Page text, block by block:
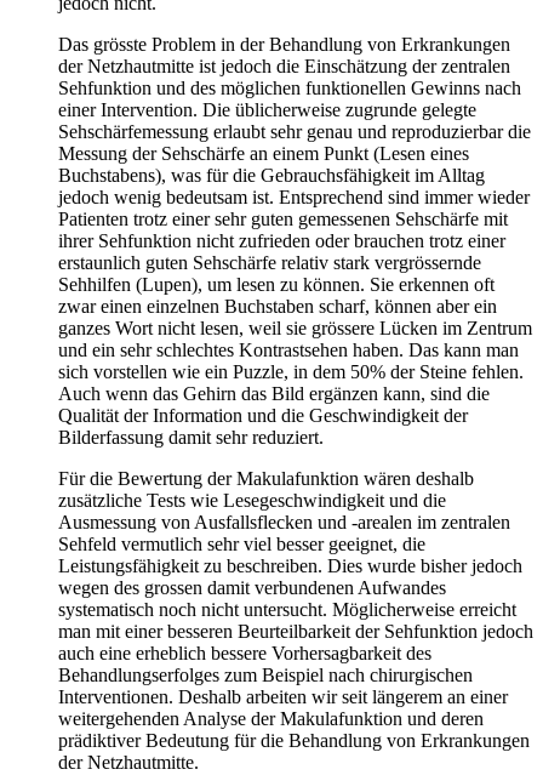
Das grösste Problem in der Behandlung von Erkrankungen
der Netzhautmitte ist jedoch die Einschätzung der zentralen
Sehfunktion und des möglichen funktionellen Gewinns nach
einer Intervention. Die üblicherweise zugrunde gelegte
Sehschärfemessung erlaubt sehr genau und reproduzierbar die
Messung der Sehschärfe an einem Punkt (Lesen eines
Buchstabens), was für die Gebrauchsfähigkeit im Alltag
jedoch wenig bedeutsam ist. Entsprechend sind immer wieder
Patienten trotz einer sehr guten gemessenen Sehschärfe mit
ihrer Sehfunktion nicht zufrieden oder brauchen trotz einer
erstaunlich guten Sehschärfe relativ stark vergrössernde
Sehhilfen (Lupen), um lesen zu können. Sie erkennen oft
zwar einen einzelnen Buchstaben scharf, können aber ein
ganzes Wort nicht lesen, weil sie grössere Lücken im Zentrum
und ein sehr schlechtes Kontrastsehen haben. Das kann man
sich vorstellen wie ein Puzzle, in dem 50% der Steine fehlen.
Auch wenn das Gehirn das Bild ergänzen kann, sind die
Qualität der Information und die Geschwindigkeit der
Bilderfassung damit sehr reduziert.
Für die Bewertung der Makulafunktion wären deshalb
zusätzliche Tests wie Lesegeschwindigkeit und die
Ausmessung von Ausfallsflecken und -arealen im zentralen
Sehfeld vermutlich sehr viel besser geeignet, die
Leistungsfähigkeit zu beschreiben. Dies wurde bisher jedoch
wegen des grossen damit verbundenen Aufwandes
systematisch noch nicht untersucht. Möglicherweise erreicht
man mit einer besseren Beurteilbarkeit der Sehfunktion jedoch
auch eine erheblich bessere Vorhersagbarkeit des
Behandlungserfolges zum Beispiel nach chirurgischen
Interventionen. Deshalb arbeiten wir seit längerem an einer
weitergehenden Analyse der Makulafunktion und deren
prädiktiver Bedeutung für die Behandlung von Erkrankungen
der Netzhautmitte.